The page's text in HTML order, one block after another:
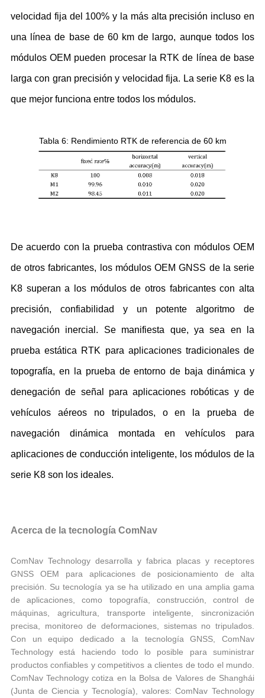
velocidad fija del 100% y la más alta precisión incluso en
una línea de base de 60 km de largo, aunque todos los
módulos OEM pueden procesar la RTK de línea de base
larga con gran precisión y velocidad fija. La serie K8 es la
que mejor funciona entre todos los módulos.
Tabla 6: Rendimiento RTK de referencia de 60 km
De acuerdo con la prueba contrastiva con módulos OEM
de otros fabricantes, los módulos OEM GNSS de la serie
K8 superan a los módulos de otros fabricantes con alta
precisión, confiabilidad y un potente algoritmo de
navegación inercial. Se manifiesta que, ya sea en la
prueba estática RTK para aplicaciones tradicionales de
topografía, en la prueba de entorno de baja dinámica y
denegación de señal para aplicaciones robóticas y de
vehículos aéreos no tripulados, o en la prueba de
navegación dinámica montada en vehículos para
aplicaciones de conducción inteligente, los módulos de la
serie K8 son los ideales.
Acerca de la tecnología ComNav
ComNav Technology desarrolla y fabrica placas y receptores
GNSS OEM para aplicaciones de posicionamiento de alta
precisión. Su tecnología ya se ha utilizado en una amplia gama
de aplicaciones, como topografía, construcción, control de
máquinas, agricultura, transporte inteligente, sincronización
precisa, monitoreo de deformaciones, sistemas no tripulados.
Con un equipo dedicado a la tecnología GNSS, ComNav
Technology está haciendo todo lo posible para suministrar
productos confiables y competitivos a clientes de todo el mundo.
ComNav Technology cotiza en la Bolsa de Valores de Shanghái
(Junta de Ciencia y Tecnología), valores: ComNav Technology